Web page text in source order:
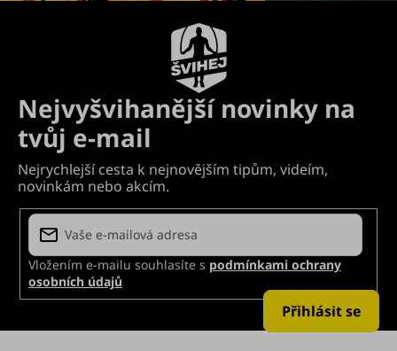
Vložením e-mailu souhlasíte s podmínkami ochrany
osobních údajů
Přihlásit se